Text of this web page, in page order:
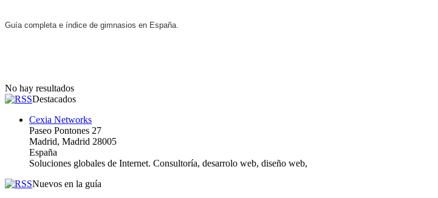
Guía completa e índice de gimnasios en España.
No hay resultados
Destacados
Cexia Networks
Paseo Pontones 27
Madrid, Madrid 28005
España
Soluciones globales de Internet. Consultoría, desarrolo web, diseño web,
Nuevos en la guía